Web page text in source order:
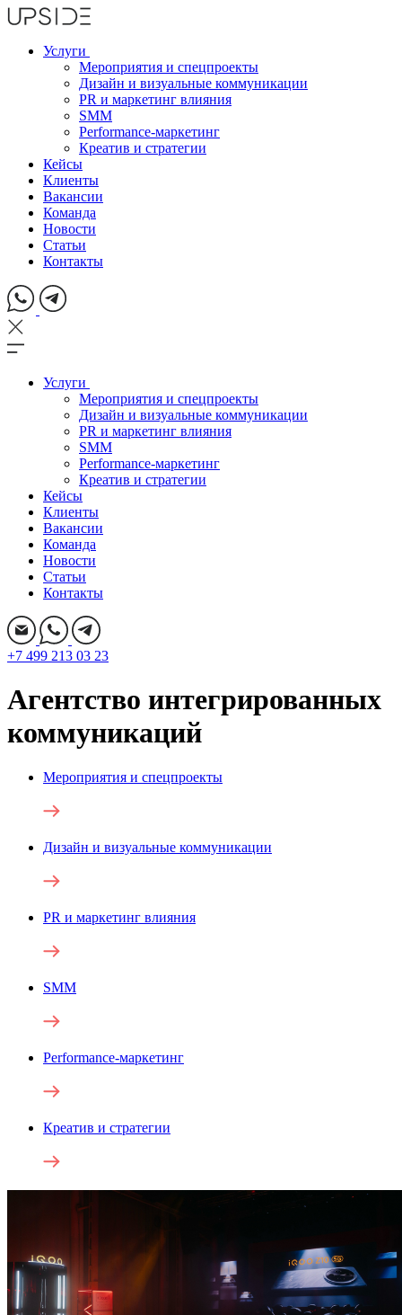
Услуги
Мероприятия и спецпроекты
Дизайн и визуальные коммуникации
PR и маркетинг влияния
SMM
Performance-маркетинг
Креатив и стратегии
Кейсы
Клиенты
Вакансии
Команда
Новости
Статьи
Контакты
Услуги
Мероприятия и спецпроекты
Дизайн и визуальные коммуникации
PR и маркетинг влияния
SMM
Performance-маркетинг
Креатив и стратегии
Кейсы
Клиенты
Вакансии
Команда
Новости
Статьи
Контакты
+7 499 213 03 23
Агентство интегрированных
коммуникаций
Мероприятия и спецпроекты
Дизайн и визуальные коммуникации
PR и маркетинг влияния
SMM
Performance-маркетинг
Креатив и стратегии